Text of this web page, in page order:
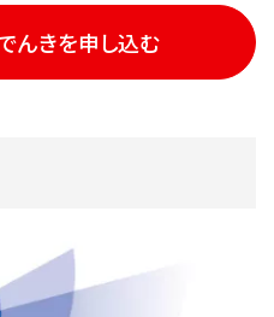
んきを申し込む